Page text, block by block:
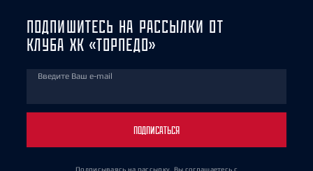
ПОДПИШИТЕСЬ НА РАССЫЛКИ ОТ
КЛУБА ХК «ТОРПЕДО»
Введите Ваш e-mail
ПОДПИСАТЬСЯ
Подписываясь на рассылку, Вы соглашаетесь с